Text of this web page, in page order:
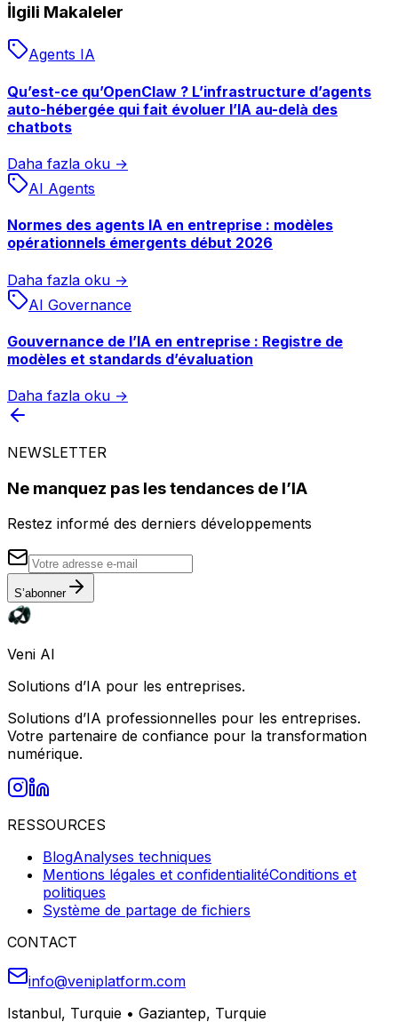
İlgili Makaleler
Agents IA
Qu’est-ce qu’OpenClaw ? L’infrastructure d’agents
auto-hébergée qui fait évoluer l’IA au-delà des
chatbots
Daha fazla oku →
AI Agents
Normes des agents IA en entreprise : modèles
opérationnels émergents début 2026
Daha fazla oku →
AI Governance
Gouvernance de l’IA en entreprise : Registre de
modèles et standards d’évaluation
Daha fazla oku →
NEWSLETTER
Ne manquez pas les tendances de l’IA
Restez informé des derniers développements
S’abonner
Veni AI
Solutions d’IA pour les entreprises.
Solutions d’IA professionnelles pour les entreprises.
Votre partenaire de confiance pour la transformation
numérique.
RESSOURCES
BlogAnalyses techniques
Mentions légales et confidentialitéConditions et
politiques
Système de partage de fichiers
CONTACT
info@veniplatform.com
Istanbul, Turquie • Gaziantep, Turquie